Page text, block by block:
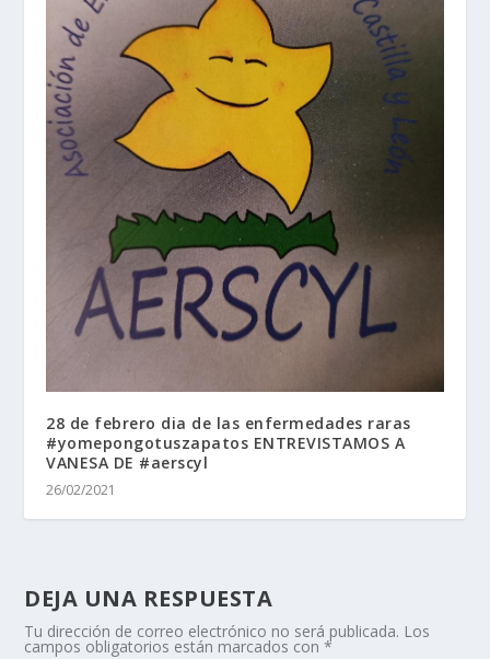
28 de febrero dia de las enfermedades raras
#yomepongotuszapatos ENTREVISTAMOS A
VANESA DE #aerscyl
26/02/2021
DEJA UNA RESPUESTA
Tu dirección de correo electrónico no será publicada. Los
campos obligatorios están marcados con*